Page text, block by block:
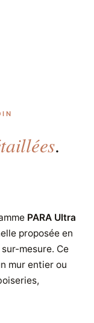
.
PARA Ultra
proposée en
mesure. Ce
mur entier ou